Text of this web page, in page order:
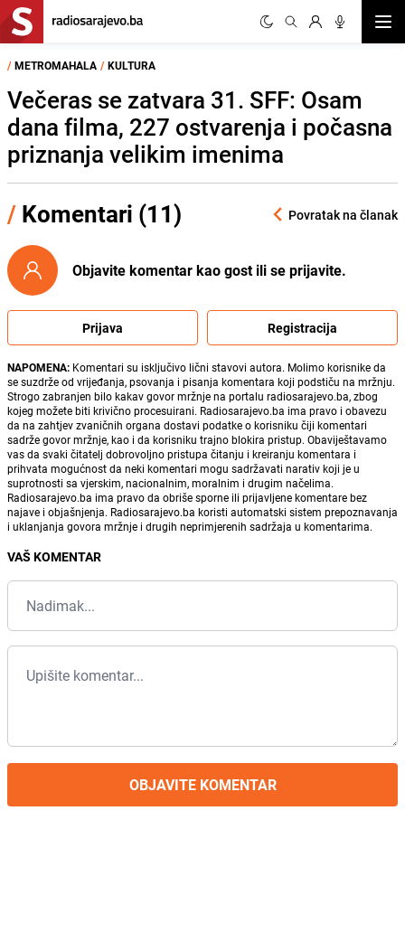
/ METROMAHALA / KULTURA
Večeras se zatvara 31. SFF: Osam
dana filma, 227 ostvarenja i počasna
priznanja velikim imenima
/ Komentari (11) Povratak na članak
Objavite komentar kao gost ili se prijavite.
Prijava Registracija
NAPOMENA: Komentari su isključivo lični stavovi autora. Molimo korisnike da
se suzdrže od vrijeđanja, psovanja i pisanja komentara koji podstiču na mržnju.
Strogo zabranjen bilo kakav govor mržnje na portalu radiosarajevo.ba, zbog
kojeg možete biti krivično procesuirani. Radiosarajevo.ba ima pravo i obavezu
da na zahtjev zvaničnih organa dostavi podatke o korisniku čiji komentari
sadrže govor mržnje, kao i da korisniku trajno blokira pristup. Obaviještavamo
vas da svaki čitatelj dobrovoljno pristupa čitanju i kreiranju komentara i
prihvata mogućnost da neki komentari mogu sadržavati narativ koji je u
suprotnosti sa vjerskim, nacionalnim, moralnim i drugim načelima.
Radiosarajevo.ba ima pravo da obriše sporne ili prijavljene komentare bez
najave i objašnjenja. Radiosarajevo.ba koristi automatski sistem prepoznavanja
i uklanjanja govora mržnje i drugih neprimjerenih sadržaja u komentarima.
VAŠ KOMENTAR
OBJAVITE KOMENTAR